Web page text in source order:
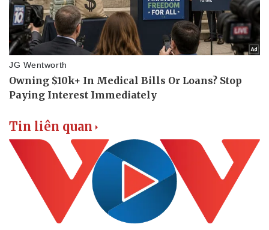
Pháp luật
Vụ án
Tư vấn luật
Quân sự - Quốc phòng
Phân tích
Tin liên quan